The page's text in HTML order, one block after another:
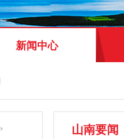
新闻中心
山南要闻